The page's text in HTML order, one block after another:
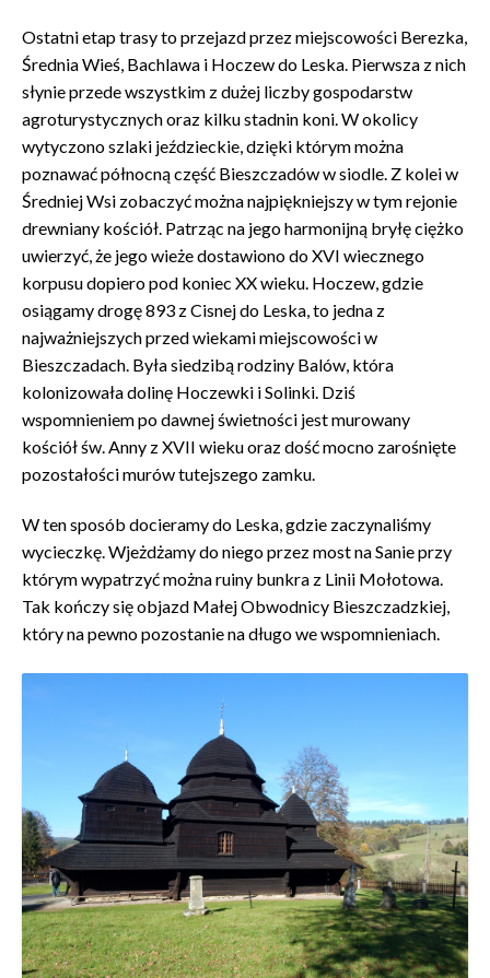
Ostatni etap trasy to przejazd przez miejscowości Berezka,
Średnia Wieś, Bachlawa i Hoczew do Leska. Pierwsza z nich
słynie przede wszystkim z dużej liczby gospodarstw
agroturystycznych oraz kilku stadnin koni. W okolicy
wytyczono szlaki jeździeckie, dzięki którym można
poznawać północną część Bieszczadów w siodle. Z kolei w
Średniej Wsi zobaczyć można najpiękniejszy w tym rejonie
drewniany kościół. Patrząc na jego harmonijną bryłę ciężko
uwierzyć, że jego wieże dostawiono do XVI wiecznego
korpusu dopiero pod koniec XX wieku. Hoczew, gdzie
osiągamy drogę 893 z Cisnej do Leska, to jedna z
najważniejszych przed wiekami miejscowości w
Bieszczadach. Była siedzibą rodziny Balów, która
kolonizowała dolinę Hoczewki i Solinki. Dziś
wspomnieniem po dawnej świetności jest murowany
kościół św. Anny z XVII wieku oraz dość mocno zarośnięte
pozostałości murów tutejszego zamku.
W ten sposób docieramy do Leska, gdzie zaczynaliśmy
wycieczkę. Wjeżdżamy do niego przez most na Sanie przy
którym wypatrzyć można ruiny bunkra z Linii Mołotowa.
Tak kończy się objazd Małej Obwodnicy Bieszczadzkiej,
który na pewno pozostanie na długo we wspomnieniach.